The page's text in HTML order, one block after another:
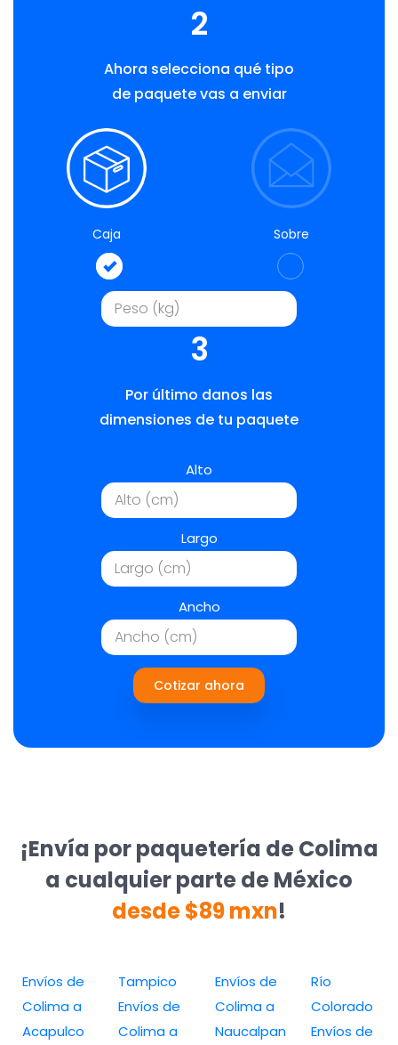
2
Ahora selecciona qué tipo
de paquete vas a enviar
Caja Sobre
3
Por último danos las
dimensiones de tu paquete
Alto
Largo
Ancho
Cotizar ahora
¡Envía por paquetería de Colima
a cualquier parte de México
desde $89 mxn!
Envíos de
Colima a
Acapulco
Tampico
Envíos de
Colima a
Envíos de
Colima a
Naucalpan
Río
Colorado
Envíos de